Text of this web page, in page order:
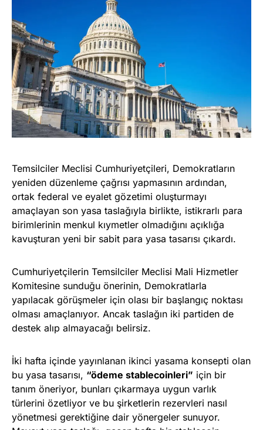
Temsilciler Meclisi Cumhuriyetçileri, Demokratların
yeniden düzenleme çağrısı yapmasının ardından,
ortak federal ve eyalet gözetimi oluşturmayı
amaçlayan son yasa taslağıyla birlikte, istikrarlı para
birimlerinin menkul kıymetler olmadığını açıklığa
kavuşturan yeni bir sabit para yasa tasarısı çıkardı.
Cumhuriyetçilerin Temsilciler Meclisi Mali Hizmetler
Komitesine sunduğu önerinin, Demokratlarla
yapılacak görüşmeler için olası bir başlangıç noktası
olması amaçlanıyor. Ancak taslağın iki partiden de
destek alıp almayacağı belirsiz.
İki hafta içinde yayınlanan ikinci yasama konsepti olan
bu yasa tasarısı, “ödeme stablecoinleri” için bir
tanım öneriyor, bunları çıkarmaya uygun varlık
türlerini özetliyor ve bu şirketlerin rezervleri nasıl
yönetmesi gerektiğine dair yönergeler sunuyor.